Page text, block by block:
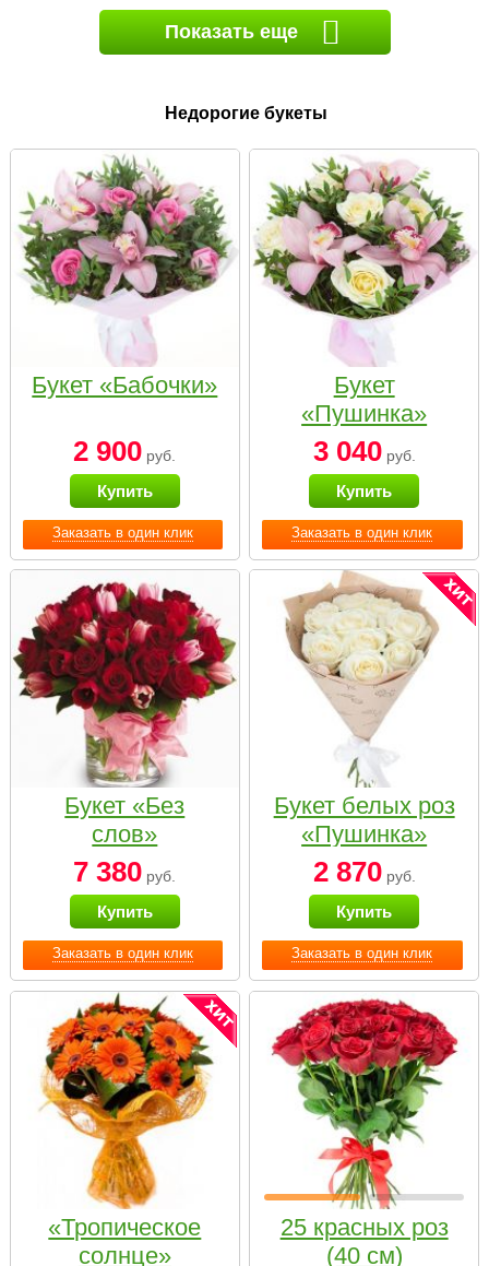
Показать еще
Недорогие букеты
Заказать в один клик
Букет «Бабочки»
2 900 руб.
Купить
Заказать в один клик
Букет
«Пушинка»
3 040руб.
Купить
Заказать в один клик
Букет «Без
слов»
7 380 руб.
Купить
Заказать в один клик
Букет белых роз
«Пушинка»
2 870руб.
Купить
«Тропическое
солнце»
25 красных роз
(40 см)